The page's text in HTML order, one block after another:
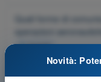
Quali forme di
operazioni
4risposte
Qual è l'indicativo di
Novità: